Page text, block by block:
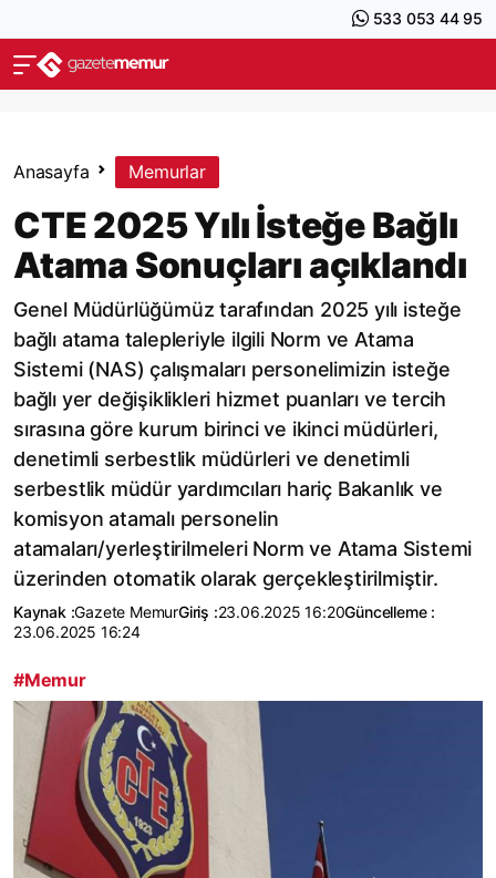
533 053 44 95
Anasayfa Memurlar
CTE 2025 Yılı İsteğe Bağlı
Atama Sonuçları açıklandı
Genel Müdürlüğümüz tarafından 2025 yılı isteğe
bağlı atama talepleriyle ilgili Norm ve Atama
Sistemi (NAS) çalışmaları personelimizin isteğe
bağlı yer değişiklikleri hizmet puanları ve tercih
sırasına göre kurum birinci ve ikinci müdürleri,
denetimli serbestlik müdürleri ve denetimli
serbestlik müdür yardımcıları hariç Bakanlık ve
komisyon atamalı personelin
atamaları/yerleştirilmeleri Norm ve Atama Sistemi
üzerinden otomatik olarak gerçekleştirilmiştir.
Kaynak :Gazete MemurGiriş :23.06.2025 16:20Güncelleme :
23.06.2025 16:24
#Memur